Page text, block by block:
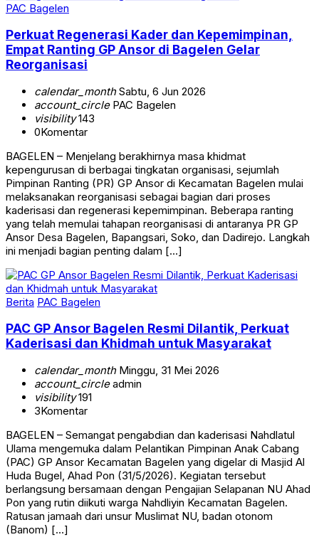
PAC Bagelen
Perkuat Regenerasi Kader dan Kepemimpinan,
Empat Ranting GP Ansor di Bagelen Gelar
Reorganisasi
calendar_monthSabtu, 6 Jun 2026
account_circlePAC Bagelen
visibility143
0Komentar
BAGELEN – Menjelang berakhirnya masa khidmat
kepengurusan di berbagai tingkatan organisasi, sejumlah
Pimpinan Ranting (PR) GP Ansor di Kecamatan Bagelen mulai
melaksanakan reorganisasi sebagai bagian dari proses
kaderisasi dan regenerasi kepemimpinan. Beberapa ranting
yang telah memulai tahapan reorganisasi di antaranya PR GP
Ansor Desa Bagelen, Bapangsari, Soko, dan Dadirejo. Langkah
ini menjadi bagian penting dalam […]
Berita PAC Bagelen
PAC GP Ansor Bagelen Resmi Dilantik, Perkuat
Kaderisasi dan Khidmah untuk Masyarakat
calendar_monthMinggu, 31 Mei 2026
account_circleadmin
visibility191
3Komentar
BAGELEN – Semangat pengabdian dan kaderisasi Nahdlatul
Ulama mengemuka dalam Pelantikan Pimpinan Anak Cabang
(PAC) GP Ansor Kecamatan Bagelen yang digelar di Masjid Al
Huda Bugel, Ahad Pon (31/5/2026). Kegiatan tersebut
berlangsung bersamaan dengan Pengajian Selapanan NU Ahad
Pon yang rutin diikuti warga Nahdliyin Kecamatan Bagelen.
Ratusan jamaah dari unsur Muslimat NU, badan otonom
(Banom) […]